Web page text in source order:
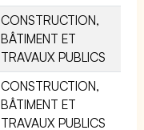
CONSTRUCTION,
BÂTIMENT ET
TRAVAUX PUBLICS
CONSTRUCTION,
BÂTIMENT ET
TRAVAUX PUBLICS